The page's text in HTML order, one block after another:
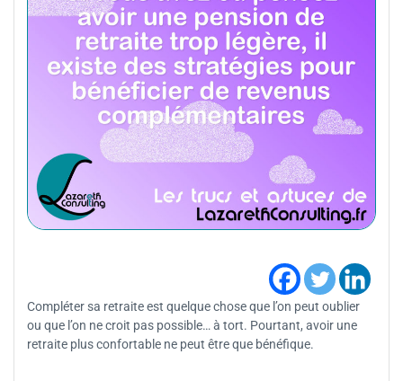
Compléter sa retraite est quelque chose que l’on peut oublier
ou que l’on ne croit pas possible… à tort. Pourtant, avoir une
retraite plus confortable ne peut être que bénéfique.